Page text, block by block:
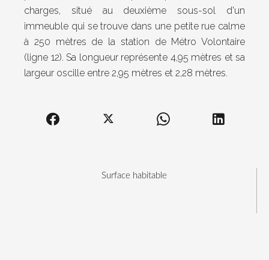
Surface habitable
charges, situé au deuxième sous-sol d'un
immeuble qui se trouve dans une petite rue calme
à 250 mètres de la station de Métro Volontaire
(ligne 12). Sa longueur représente 4,95 mètres et sa
largeur oscille entre 2,95 mètres et 2,28 mètres.